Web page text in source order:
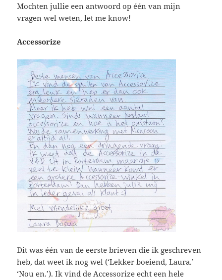
Mochten jullie een antwoord op één van mijn
vragen wel weten, let me know!
Accessorize
Dit was één van de eerste brieven die ik geschreven
heb, dat weet ik nog wel (‘Lekker boeiend, Laura.’
‘Nou en.’). Ik vind de Accessorize echt een hele